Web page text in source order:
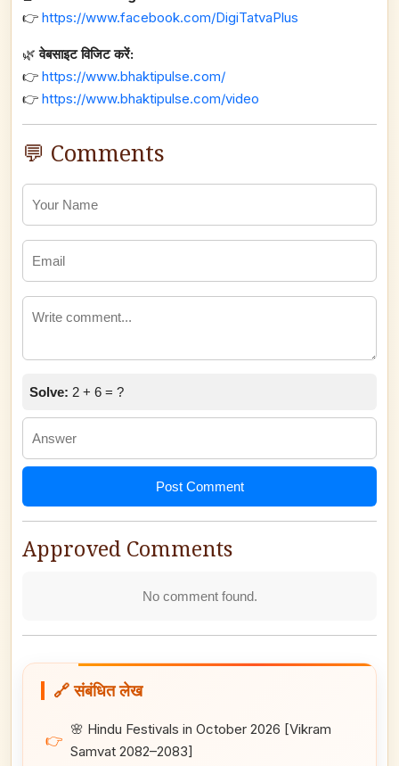
👉 https://www.facebook.com/DigiTatvaPlus
🌿वेबसाइट विजिट करें:
👉 https://www.bhaktipulse.com/
👉 https://www.bhaktipulse.com/video
💬 Comments
Solve: 2 + 6 = ?
Post Comment
Approved Comments
No comment found.
🔗 संबंधित लेख
👉
🌸 Hindu Festivals in October 2026 [Vikram
Samvat 2082–2083]